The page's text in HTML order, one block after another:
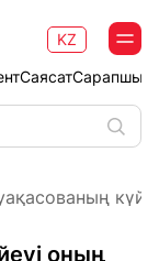
Саясат
KZ
оның